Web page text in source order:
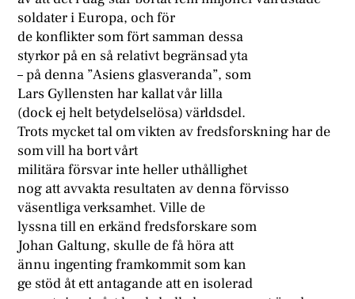
soldater i Europa, och för
de konflikter som fört samman dessa
styrkor på en så relativt begränsad yta
– på denna ”Asiens glasveranda”, som
Lars Gyllensten har kallat vår lilla
(dock ej helt betydelselösa) världsdel.
Trots mycket tal om vikten av fredsforskning har de
som vill ha bort vårt
militära försvar inte heller uthållighet
nog att avvakta resultaten av denna förvisso
väsentliga verksamhet. Ville de
lyssna till en erkänd fredsforskare som
Johan Galtung, skulle de få höra att
ännu ingenting framkommit som kan
ge stöd åt ett antagande att en isolerad